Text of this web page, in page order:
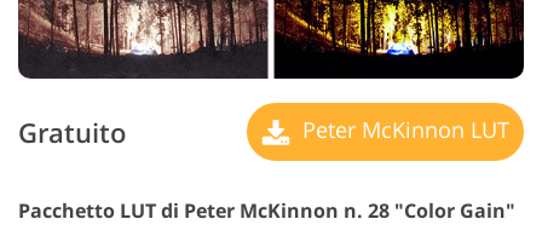
Gratuito Peter McKinnon LUT
Pacchetto LUT di Peter McKinnon n. 28 "Color Gain"